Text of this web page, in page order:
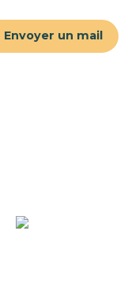
Envoyer un mail